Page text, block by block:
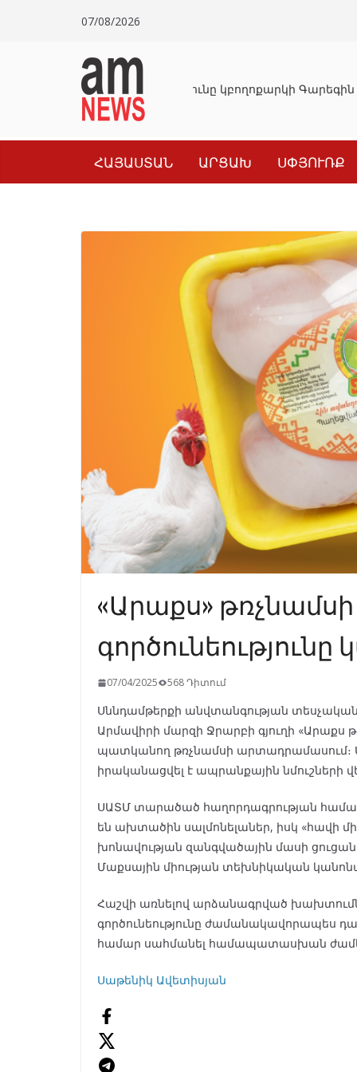
07/08/2026
Դատախազությունը կբողոքարկի Գարեգին
ՀԱՅԱՍՏԱՆ ԱՐՑԱԽ ՍՓՅՈՒՌՔ
«Արաքս»
գործունեությունը
07/04/2025 568 Դիտում
Սննդամթերքի անվտանգության
Արմավիրի մարզի Ջրարբի գյուղի
պատկանող թռչնամսի արտադրամասում։
իրականացվել է ապրանքային նմուշների
ՍԱՏՄ տարածած հաղորդագրության
են ախտածին սալմոնելաներ, իսկ «հավի
խոնավության զանգվածային մասի
Մաքսային միության տեխնիկական
Հաշվի առնելով արձանագրված
գործունեությունը ժամանակավորապես
համար սահմանել համապատասխան
Սաթենիկ Ավետիսյան